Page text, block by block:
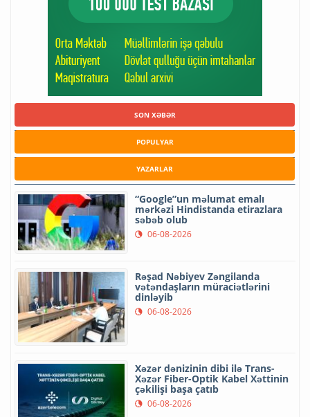
SON XƏBƏR
POPULYAR
YAZARLAR
“Google”un məlumat emalı
mərkəzi Hindistanda etirazlara
səbəb olub
06-08-2026
Rəşad Nəbiyev Zəngilanda
vətəndaşların müraciətlərini
dinləyib
06-08-2026
Xəzər dənizinin dibi ilə Trans-
Xəzər Fiber-Optik Kabel Xəttinin
çəkilişi başa çatıb
06-08-2026